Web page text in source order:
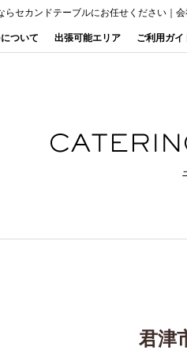
らセカンドテーブルにお任せください 会
ついて 出張可能エリア ご利用ガイ
君津